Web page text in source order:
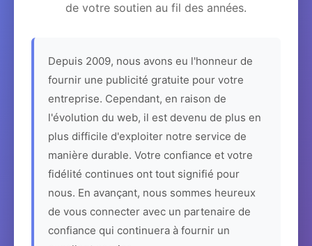
de votre soutien au fil des années.
Depuis 2009, nous avons eu l'honneur de
fournir une publicité gratuite pour votre
entreprise. Cependant, en raison de
l'évolution du web, il est devenu de plus en
plus difficile d'exploiter notre service de
manière durable. Votre confiance et votre
fidélité continues ont tout signifié pour
nous. En avançant, nous sommes heureux
de vous connecter avec un partenaire de
confiance qui continuera à fournir un